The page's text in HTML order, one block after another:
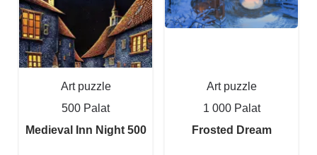
Art puzzle
500 Palat
Medieval Inn Night 500
Art puzzle
1 000 Palat
Frosted Dream